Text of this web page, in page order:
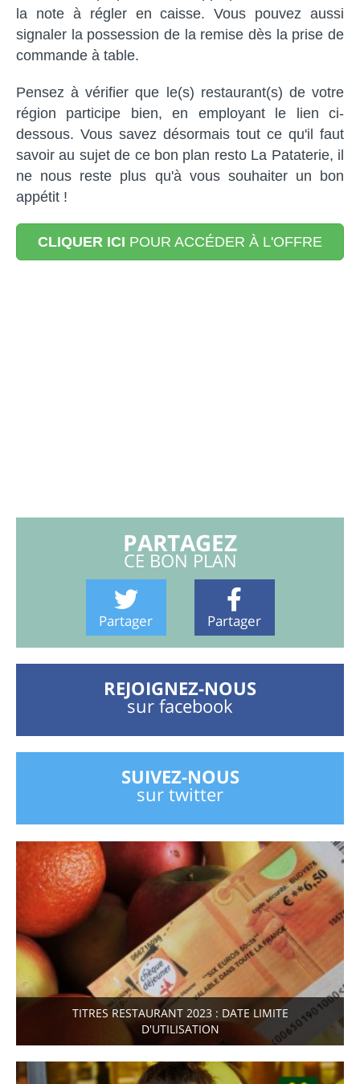
la note à régler en caisse. Vous pouvez aussi
signaler la possession de la remise dès la prise de
commande à table.
Pensez à vérifier que le(s) restaurant(s) de votre
région participe bien, en employant le lien ci-
dessous. Vous savez désormais tout ce qu'il faut
savoir au sujet de ce bon plan resto La Pataterie, il
ne nous reste plus qu'à vous souhaiter un bon
appétit !
CLIQUER ICI POUR ACCÉDER À L'OFFRE
PARTAGEZ
CE BON PLAN
Partager Partager
REJOIGNEZ-NOUS
sur facebook
SUIVEZ-NOUS
sur twitter
TITRES RESTAURANT 2023 : DATE LIMITE
D'UTILISATION